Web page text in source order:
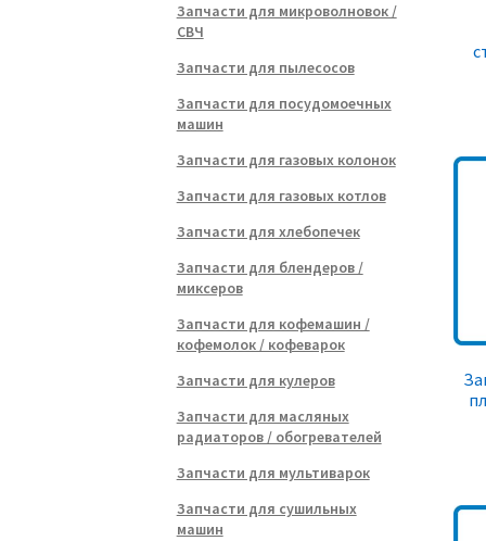
Запчасти для микроволновок /
СВЧ
Запчасти для пылесосов
Запчасти для посудомоечных
машин
Запчасти для газовых колонок
Запчасти для газовых котлов
Запчасти для хлебопечек
Запчасти для блендеров /
миксеров
Запчасти для кофемашин /
кофемолок / кофеварок
Запчасти для кулеров
Запчасти для масляных
радиаторов / обогревателей
Запчасти для мультиварок
Запчасти для сушильных
машин